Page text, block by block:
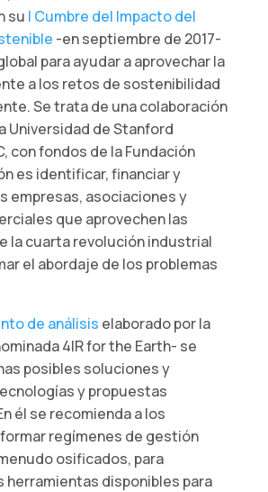
su I Cumbre del Impacto del
-en septiembre de 2017-
para ayudar a aprovechar la
a los retos de sostenibilidad
Se trata de una colaboración
Universidad de Stanford
con fondos de la Fundación
es identificar, financiar y
empresas, asociaciones y
que aprovechen las
la cuarta revolución industrial
el abordaje de los problemas
de análisis elaborado por la
4IR for the Earth- se
posibles soluciones y
y propuestas
él se recomienda a los
regímenes de gestión
osificados, para
herramientas disponibles para